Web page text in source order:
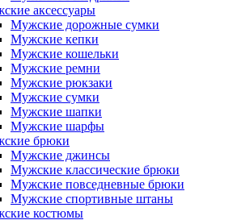
аксессуары
Мужские дорожные сумки
Мужские кепки
Мужские кошельки
Мужские ремни
Мужские рюкзаки
Мужские сумки
Мужские шапки
Мужские шарфы
брюки
Мужские джинсы
Мужские классические брюки
Мужские повседневные брюки
Мужские спортивные штаны
костюмы